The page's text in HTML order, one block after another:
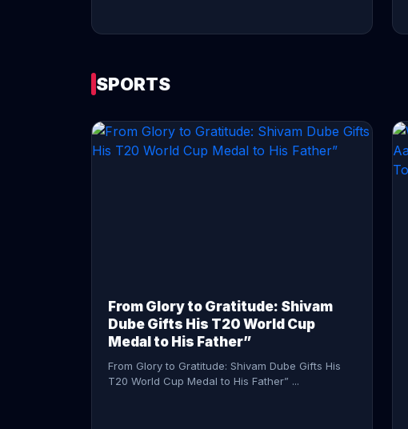
SPORTS
From Glory to Gratitude: Shivam
Dube Gifts His T20 World Cup
Medal to His Father”
From Glory to Gratitude: Shivam Dube Gifts His
T20 World Cup Medal to His Father” ...